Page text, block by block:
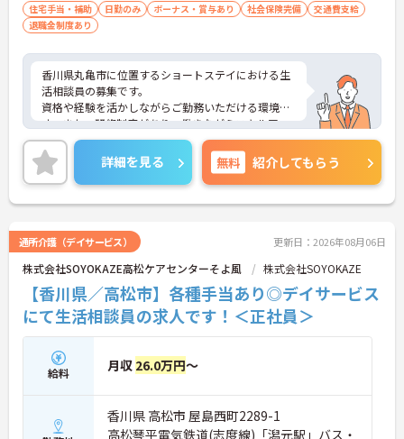
住宅手当・補助 日勤のみ ボーナス・賞与あり 社会保険完備
交通費支給
退職金制度あり
香川県丸亀市に位置するショートステイにおける生
活相談員の募集です。
資格や経験を活かしながらご勤務いただける環境で
す。また、研修制度があり、働きながらスキルアッ
プが目指せる環境です。
ご興味のある方には、面接対策ポイントなど、さら
に詳細をご案内しますのでお気軽にご相談くださ
い！
詳細を見る 無料 紹介してもらう
通所介護（デイサービス） 更新日：2026年08月06日
株式会社SOYOKAZE高松ケアセンターそよ風 株式会社SOYOKAZE
【香川県／高松市】各種手当あり◎デイサービス
にて生活相談員の求人です！＜正社員＞
給料 月収 26.0万円～
香川県 高松市 屋島西町2289-1
高松琴平電気鉄道(志度線)「潟元駅」バス・